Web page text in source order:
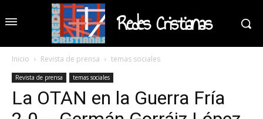
Redes Cristianas
Inicio Revista de prensa temas sociales
Revista de prensa temas sociales
La OTAN en la Guerra Fría